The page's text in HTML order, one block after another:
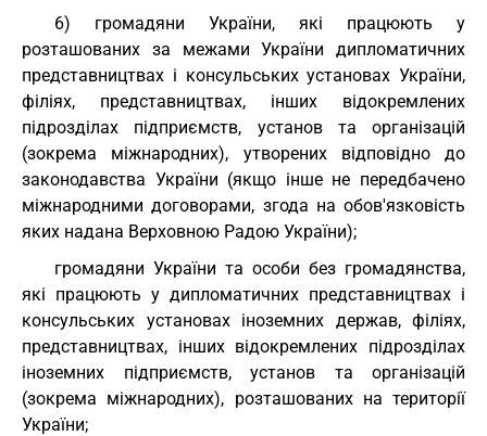
6) громадяни України, які працюють у
розташованих за межами України дипломатичних
представництвах і консульських установах України,
філіях, представництвах, інших відокремлених
підрозділах підприємств, установ та організацій
(зокрема міжнародних), утворених відповідно до
законодавства України (якщо інше не передбачено
міжнародними договорами, згода на обов'язковість
яких надана Верховною Радою України);
громадяни України та особи без громадянства,
які працюють у дипломатичних представництвах і
консульських установах іноземних держав, філіях,
представництвах, інших відокремлених підрозділах
іноземних підприємств, установ та організацій
(зокрема міжнародних), розташованих на території
України;